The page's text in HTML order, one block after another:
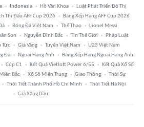
Indonesia Hồ Văn Khoa
Luật Phát Triển Đô Thị
Thi Đấu AFF Cup 2026
Bảng Xếp Hạng AFF Cup 2026
Bóng Đá Việt Nam Thể Thao
Lionel Messi
Son Nguyễn Đình Bắc Tin Thế Giới
Pháp Luật
Tức Giá Vàng Tuyển Việt Nam
U23 Việt Nam
Đá Ngoại Hạng Anh
Bảng Xếp Hạng Ngoại Hạng Anh
Cúp C1 Kết Quả Vietlott Power 6/55
Kết Quả Xổ Số
Bắc Xổ Số Miền Trung Giao Thông
Thời Sự
Thời Tiết Thành Phố Hồ Chí Minh
Thời Tiết Hà Nội
Giá Xăng Dầu